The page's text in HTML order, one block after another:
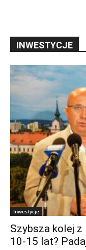
INWESTYCJE
Inwestycje
Szybsza kolej
10-15 lat?